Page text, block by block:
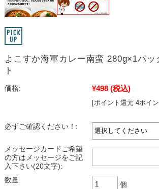
よこすか海軍カレー南蛮 280g×1パ
ト
価格: ¥498 (税込)
[ポイント還元 4ポイ
必ずご確認ください！:
メッセージカードご希望
の方はメッセージをご記
入下さい(20文字):
数量:
個